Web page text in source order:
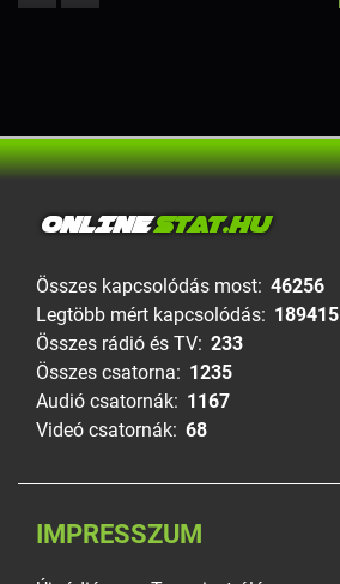
ONLINESTAT.HU
Összes kapcsolódás most: 46256
Legtöbb mért kapcsolódás: 189415
Összes rádió és TV: 233
Összes csatorna: 1235
Audió csatornák: 1167
Videó csatornák: 68
IMPRESSZUM